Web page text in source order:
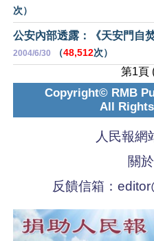
次）
公安內部透露：《天安門自
2004/6/30 （48,512次）
第1頁
Copyright© RMB
All
人民報網
關
反饋信箱：